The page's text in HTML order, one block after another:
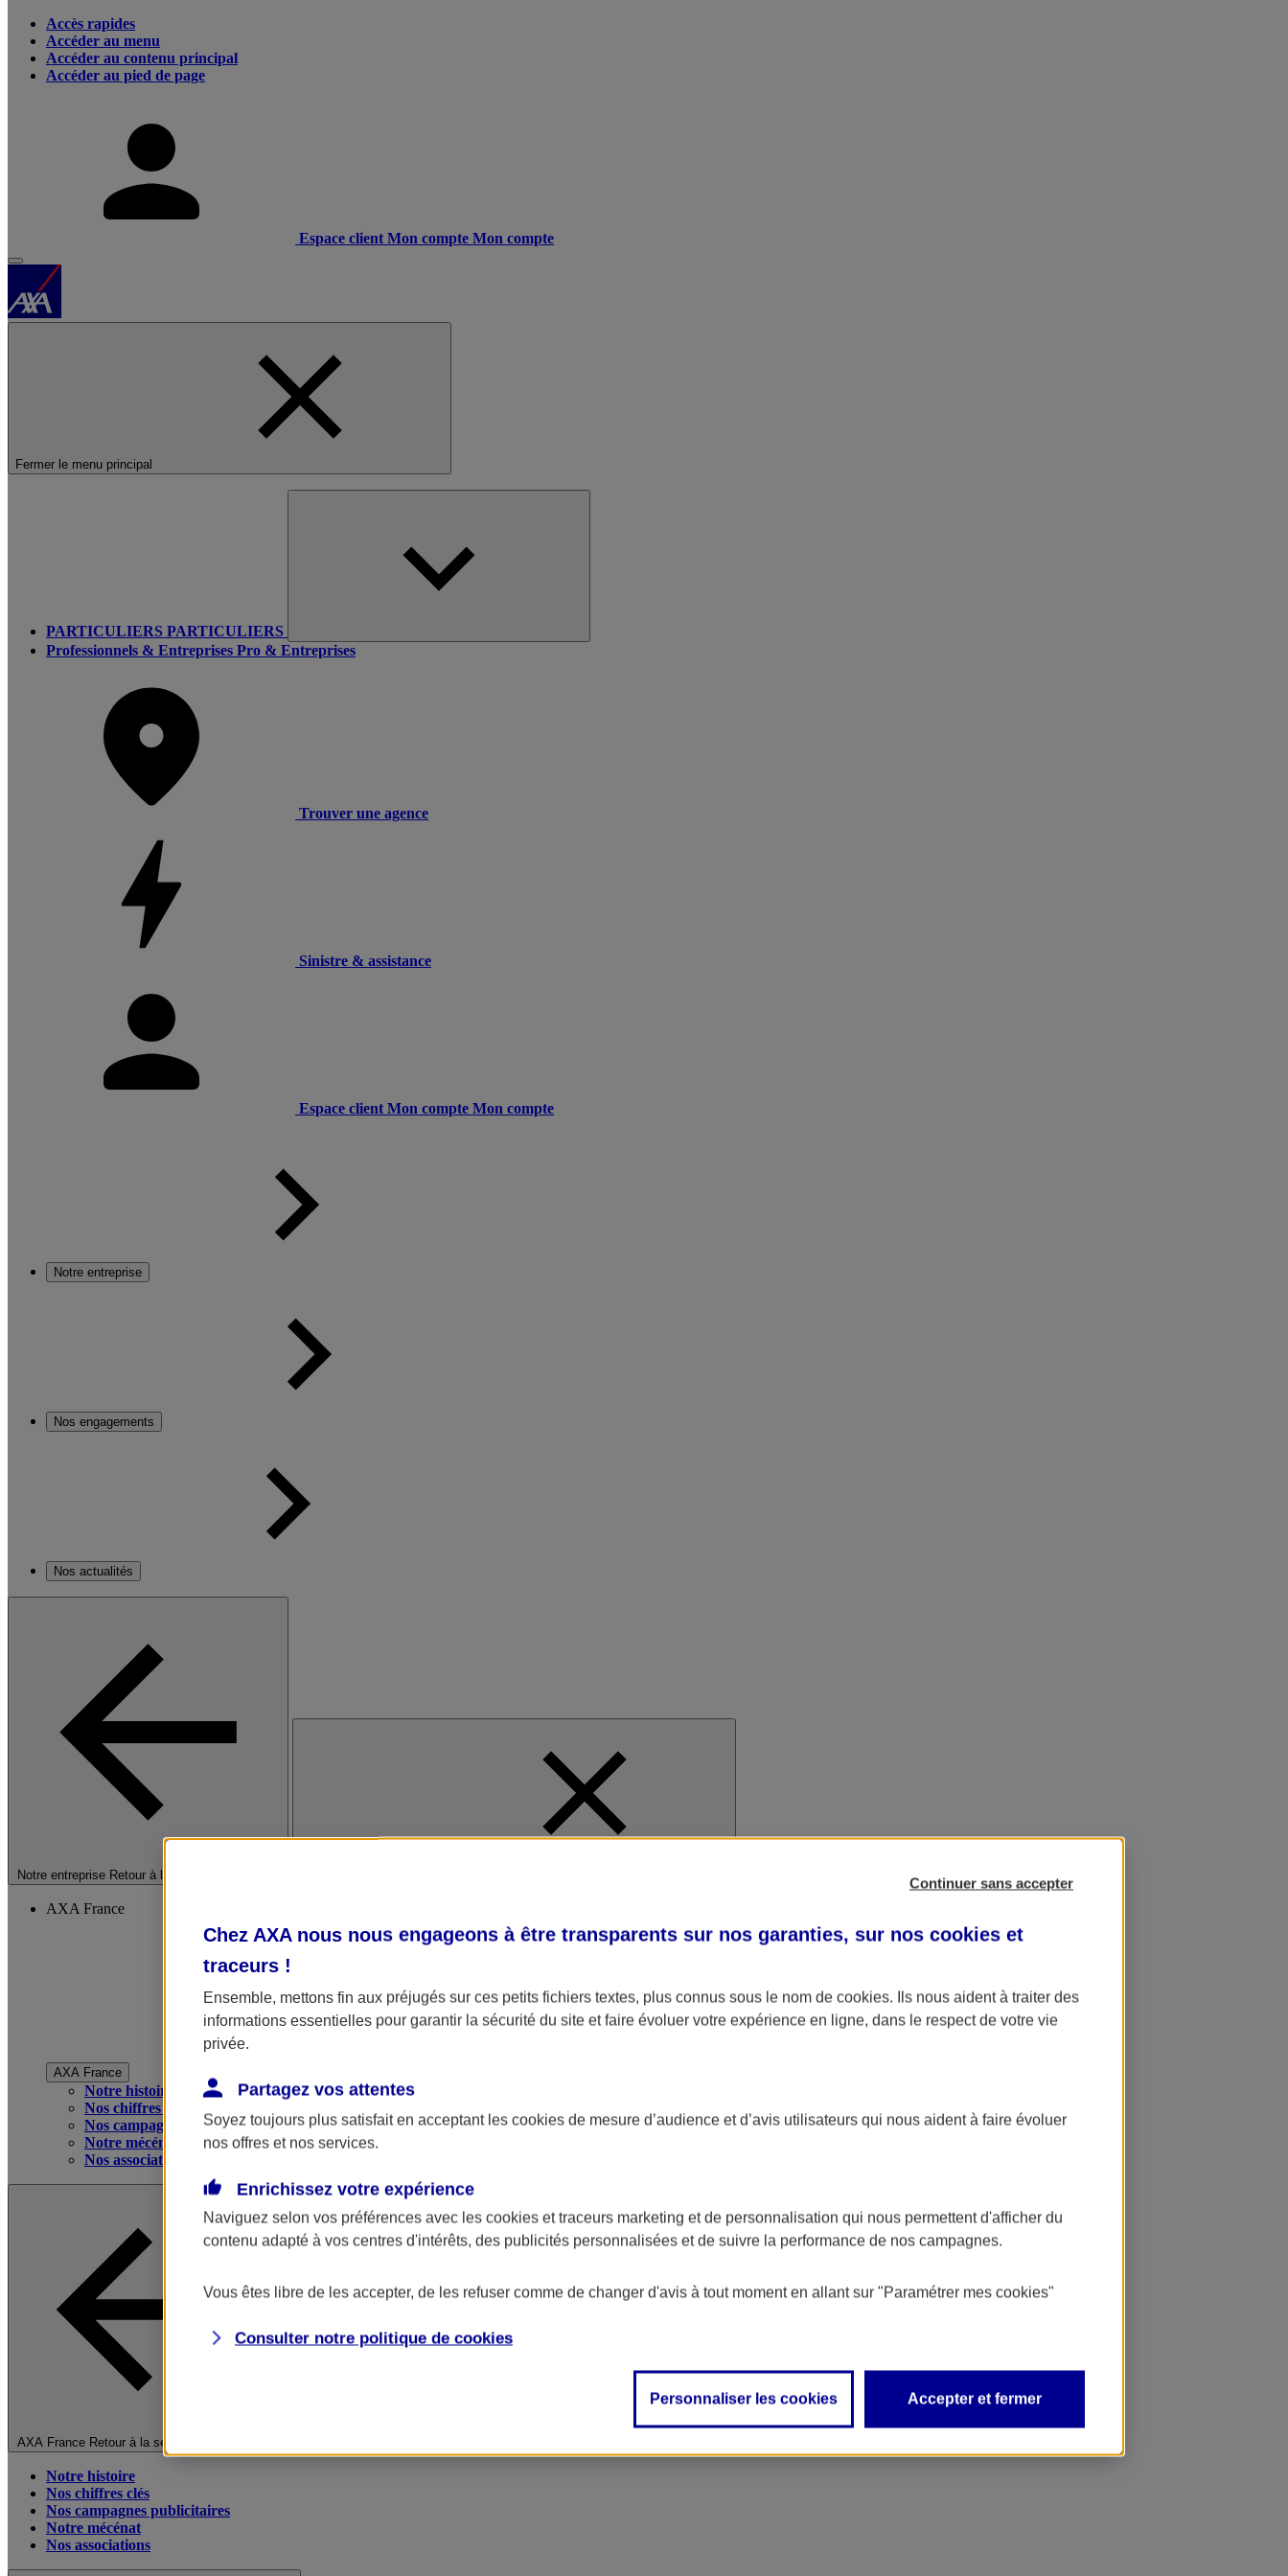
Accès rapides
Accéder au menu
Accéder au contenu principal
Accéder au pied de page
Espace client Mon compte Mon compte
Fermer le menu principal
PARTICULIERS PARTICULIERS
Professionnels & Entreprises Pro & Entreprises
Trouver une agence
Sinistre & assistance
Espace client Mon compte Mon compte
Notre entreprise
Nos engagements
Nos actualités
Notre entreprise Retour à la section précédente
AXA France
AXA France
Notre histoire
Nos chiffres clés
Nos campagnes publicitaires
Notre mécénat
Nos associations
AXA France Retour à la section précédente
Notre histoire
Nos chiffres clés
Nos campagnes publicitaires
Notre mécénat
Nos associations
Continuer sans accepter
Chez AXA nous nous engageons à être transparents sur nos garanties, sur nos cookies et
traceurs !
Ensemble, mettons fin aux préjugés sur ces petits fichiers textes, plus connus sous le nom de cookies. Ils nous aident à traiter des
informations essentielles pour garantir la sécurité du site et faire évoluer votre expérience en ligne, dans le respect de votre vie
privée.
Partagez vos attentes
Soyez toujours plus satisfait en acceptant les cookies de mesure d’audience et d’avis utilisateurs qui nous aident à faire évoluer
nos offres et nos services.
Enrichissez votre expérience
Naviguez selon vos préférences avec les cookies et traceurs marketing et de personnalisation qui nous permettent d'afficher du
contenu adapté à vos centres d'intérêts, des publicités personnalisées et de suivre la performance de nos campagnes.
Vous êtes libre de les accepter, de les refuser comme de changer d'avis à tout moment en allant sur "Paramétrer mes cookies"
Consulter notre politique de cookies
Personnaliser les cookies Accepter et fermer